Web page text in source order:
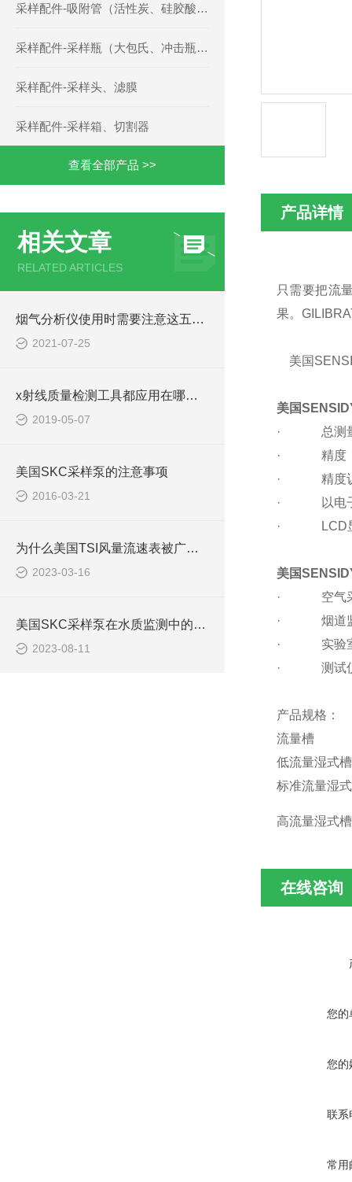
采样配件-吸附管（活性炭、硅胶酸性碱性、TENAX、三氧化铬、草酸玻璃微珠、聚氨酯泡沫等）
采样配件-采样瓶（大包氏、冲击瓶、多孔玻板、二氧化硫等）
采样配件-采样头、滤膜
采样配件-采样箱、切割器
查看全部产品 >>
相关文章
RELATED ARTICLES
烟气分析仪使用时需要注意这五个问题
2021-07-25
x射线质量检测工具都应用在哪些领域？
2019-05-07
美国SKC采样泵的注意事项
2016-03-21
为什么美国TSI风量流速表被广泛应用
2023-03-16
美国SKC采样泵在水质监测中的应用及工作原理
2023-08-11
产品详情
只需要把流
果。
美国
美国
· 总测量范
· 精度：
· 精度认
· 以电子定
· LCD显示
美国
· 空气采
· 烟道监
· 实验室
· 测试仪
产品规格：
流量槽
低流量湿式槽
标准流量湿
高流量湿式槽
在线咨询
您的
您的
联系
常用